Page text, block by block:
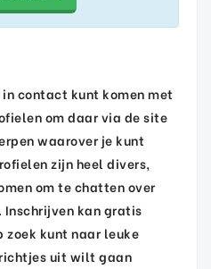
contact kunt komen met
om daar via de site
waarover je kunt
zijn heel divers,
om te chatten over
kan gratis
zoek kunt naar leuke
uit wilt gaan